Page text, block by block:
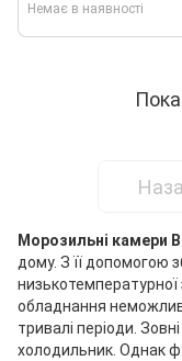
Немає в наявності
Морозильні камери
дому. З її допомогою
обладнання
тривалі періоди.
холодильник. Однак